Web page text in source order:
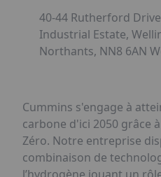
40-44 Rutherford
Industrial Estate,
Northants, NN8 6AN
Cummins s'engage à
carbone d'ici 2050 grâce
Zéro. Notre entreprise
combinaison de